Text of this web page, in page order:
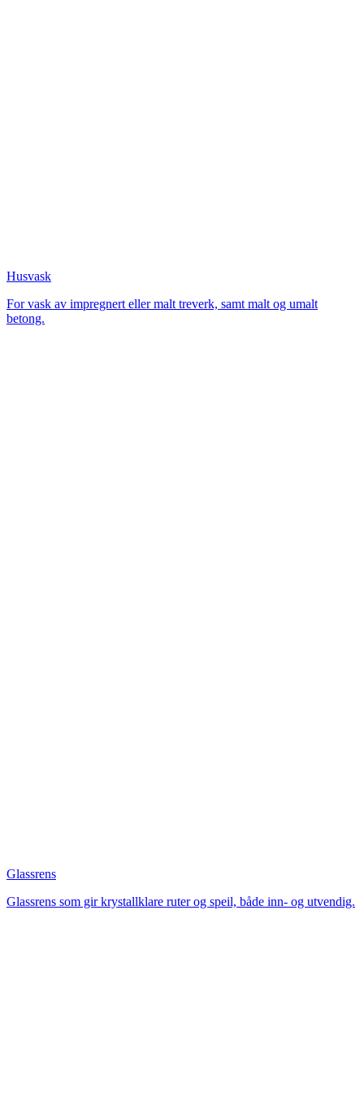
Husvask
For vask av impregnert eller malt treverk, samt malt og umalt
betong.
Glassrens
Glassrens som gir krystallklare ruter og speil, både inn- og utvendig.